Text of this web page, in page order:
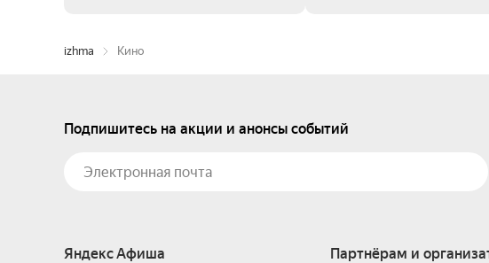
izhma Кино
Подпишитесь на акции и анонсы событий
Яндекс Афиша Партнёрам и